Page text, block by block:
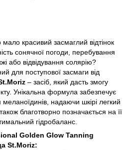
красивий засмаглий відтінок
сонячної погоди, перебування
або відвідування солярію?
для поступової засмаги від
– засіб, який дасть змогу
Унікальна формула забезпечує
надаючи шкірі легкий
благотворно позначається на її
гідробаланс.
Golden Glow Tanning
St.Moriz: